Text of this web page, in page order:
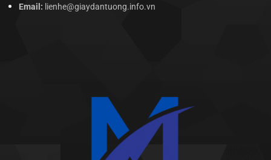
Email: lienhe@giaydantuong.info.vn